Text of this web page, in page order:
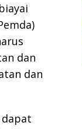
dan
dan
dapat